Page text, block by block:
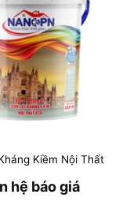
Kiềm Nội Thất
hệ báo giá